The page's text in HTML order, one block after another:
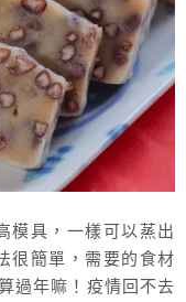
模具，一樣可以蒸出
很簡單，需要的食材
過年嘛！疫情回不去